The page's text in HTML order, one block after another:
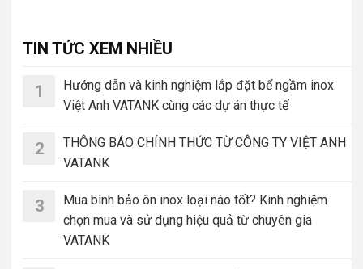
TIN TỨC XEM NHIỀU
1
Hướng dẫn và kinh nghiệm lắp đặt bể ngầm inox
Việt Anh VATANK cùng các dự án thực tế
2
THÔNG BÁO CHÍNH THỨC TỪ CÔNG TY VIỆT ANH
VATANK
3
Mua bình bảo ôn inox loại nào tốt? Kinh nghiệm
chọn mua và sử dụng hiệu quả từ chuyên gia
VATANK